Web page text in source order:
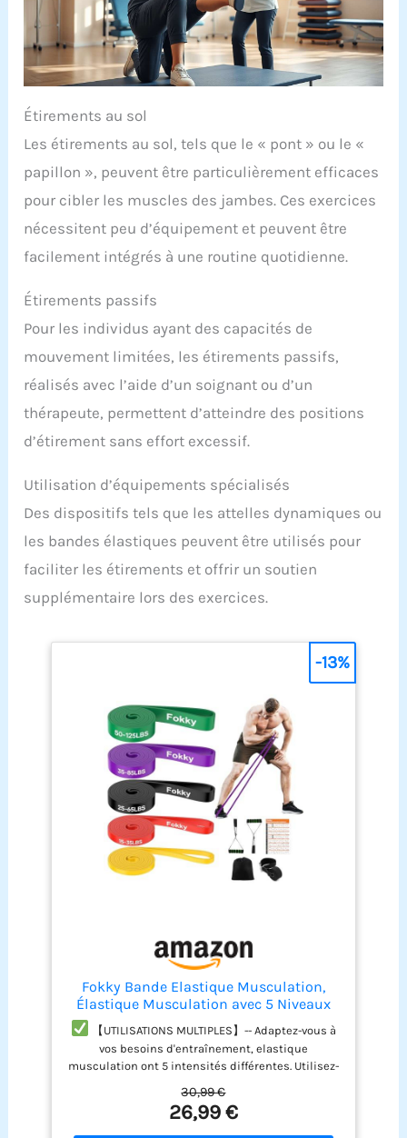
Étirements au sol
Les étirements au sol, tels que le « pont » ou le «
papillon », peuvent être particulièrement efficaces
pour cibler les muscles des jambes. Ces exercices
nécessitent peu d’équipement et peuvent être
facilement intégrés à une routine quotidienne.
Étirements passifs
Pour les individus ayant des capacités de
mouvement limitées, les étirements passifs,
réalisés avec l’aide d’un soignant ou d’un
thérapeute, permettent d’atteindre des positions
d’étirement sans effort excessif.
Utilisation d’équipements spécialisés
Des dispositifs tels que les attelles dynamiques ou
les bandes élastiques peuvent être utilisés pour
faciliter les étirements et offrir un soutien
supplémentaire lors des exercices.
Fokky Bande Elastique Musculation,
Élastique Musculation avec 5 Niveaux
【UTILISATIONS MULTIPLES】-- Adaptez-vous à
vos besoins d'entraînement, elastique
musculation ont 5 intensités différentes. Utilisez-
pour former un ensemble pratique, ou utilisez les
poignées pour améliorer votre entraînement !
Élastique Musculation sont particulièrement
30,99 €
26,99 €
-13%